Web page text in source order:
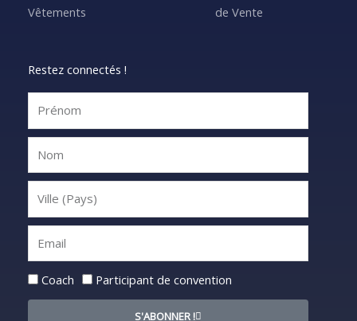
Vêtements
de Vente
Restez connectés !
Statut
Coach Participant de convention
S'ABONNER !